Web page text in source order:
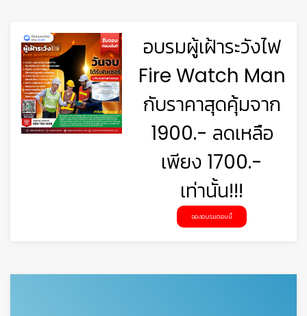
อบรมผู้เฝ้าระวังไฟ
Fire Watch Man
กับราคาสุดคุ้มจาก
1900.- ลดเหลือ
เพียง 1700.-
เท่านั้น!!!
จองอบรมตอนนี้